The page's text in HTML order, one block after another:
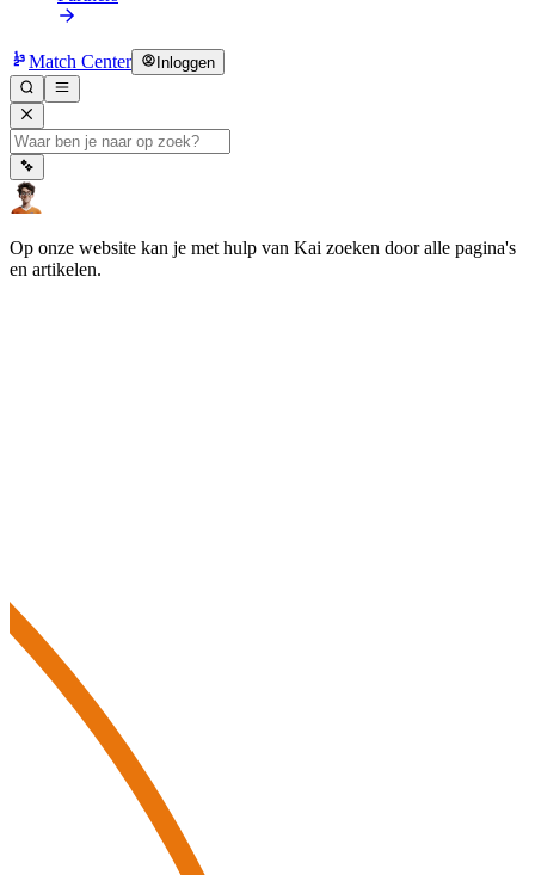
Match Center Inloggen
Op onze website kan je met hulp van Kai zoeken door alle pagina's
en artikelen.